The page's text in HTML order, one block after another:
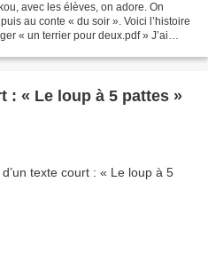
avec les élèves, on adore. On
au conte « du soir ». Voici l’histoire
« un terrier pour deux.pdf » J’ai
: « Le loup à 5 pattes »